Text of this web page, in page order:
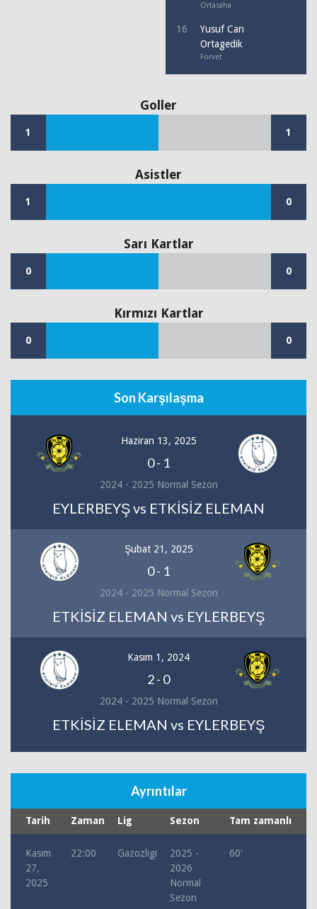
Ortasaha
16
Yusuf Can
Ortagedik
Forvet
Goller
1 1
Asistler
1 0
Sarı Kartlar
0 0
Kırmızı Kartlar
0 0
Son Karşılaşma
Haziran 13, 2025
0- 1
2024 - 2025 Normal Sezon
EYLERBEYŞ vs ETKİSİZ ELEMAN
Şubat 21, 2025
0- 1
2024 - 2025 Normal Sezon
ETKİSİZ ELEMAN vs EYLERBEYŞ
Kasım 1, 2024
2- 0
2024 - 2025 Normal Sezon
ETKİSİZ ELEMAN vs EYLERBEYŞ
Ayrıntılar
Tarih Zaman Lig Sezon Tam zamanlı
Kasım
27,
2025
22:00 Gazozligi
2025 -
2026
Normal
Sezon
60'